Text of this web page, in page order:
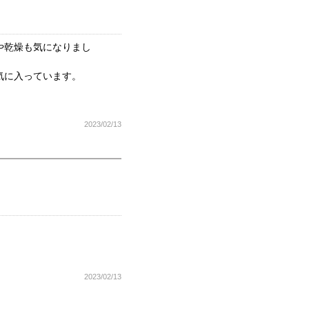
燥も気になりまし
入っています。
2023/02/13
2023/02/13